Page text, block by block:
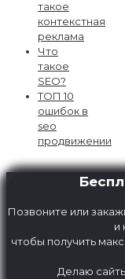
такое
контекстная
реклама
Что
такое
SEO?
ТОП 10
ошибок в
seo
продвижении
Позвоните или
и
чтобы получить
Делаю